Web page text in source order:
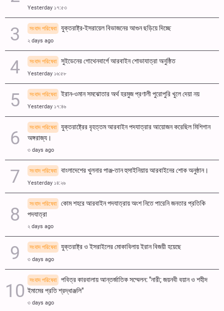
Yesterday ১৭:৫৩
সংবাদ পরিষেবা যুক্তরাষ্ট্র-ইসরায়েল বিভাজনের আগুন ছড়িয়ে দিচ্ছে
২ days ago
সংবাদ পরিষেবা সুইডেনের গোথেনবার্গে আরবাইন শোভাযাত্রা অনুষ্ঠিত
Yesterday ১৬:৫৮
সংবাদ পরিষেবা ইরান-ওমান সমঝোতার অর্থ হরমুজ প্রণালী পুরোপুরি খুলে দেয়া নয়
Yesterday ১৭:৪৬
সংবাদ পরিষেবা
যুক্তরাষ্ট্রের বৃহত্তম আরবাইন পদযাত্রার আয়োজন করেছিল মিশিগান
অঙ্গরাজ্য।
৩ days ago
সংবাদ পরিষেবা বাংলাদেশের খুলনার পাঞ্জ-তান হুসাইনিয়ায় আরবাইনের শোক অনুষ্ঠান।
Yesterday ১৪:২৬
সংবাদ পরিষেবা
কোম শহরে আরবাইন পদযাত্রায় অংশ নিতে পারেনি জনতার প্রতিকি
পদযাত্রা
২ days ago
সংবাদ পরিষেবা যুক্তরাষ্ট্র ও ইসরাইলের মোকাবিলায় ইরান বিজয়ী হয়েছে
৩ days ago
সংবাদ পরিষেবা
পবিত্র কারবালায় আন্তর্জাতিক সম্মেলন: "নারী; জয়নবী বয়ান ও শহীদ
ইমামের প্রতি শ্রদ্ধাঞ্জলি"
৩ days ago